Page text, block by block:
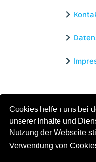
Cookies helfen uns bei
unserer Inhalte und
Nutzung der Webseite
Verwendung von
Profitieren sie jetzt
Praxiserfahrung und